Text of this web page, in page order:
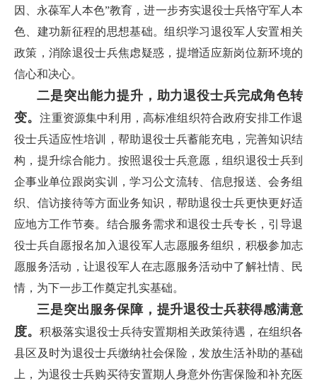
因、永葆军人本色”教育，进一步夯实退役士兵恪守军人本
色、建功新征程的思想基础。组织学习退役军人安置相关
政策，消除退役士兵焦虑疑惑，提增适应新岗位新环境的
信心和决心。
二是突出能力提升，助力退役士兵完成角色转
变。注重资源集中利用，高标准组织符合政府安排工作退
役士兵适应性培训，帮助退役士兵蓄能充电，完善知识结
构，提升综合能力。按照退役士兵意愿，组织退役士兵到
企事业单位跟岗实训，学习公文流转、信息报送、会务组
织、信访接待等方面业务知识，帮助退役士兵更快更好适
应地方工作节奏。结合服务需求和退役士兵专长，引导退
役士兵自愿报名加入退役军人志愿服务组织，积极参加志
愿服务活动，让退役军人在志愿服务活动中了解社情、民
情，为下一步工作奠定扎实基础。
三是突出服务保障，提升退役士兵获得感满意
度。积极落实退役士兵待安置期相关政策待遇，在组织各
县区及时为退役士兵缴纳社会保险，发放生活补助的基础
上，为退役士兵购买待安置期人身意外伤害保险和补充医